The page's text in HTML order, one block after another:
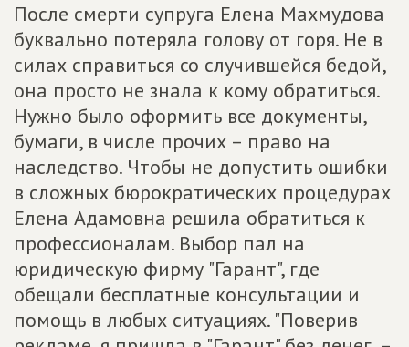
После смерти супруга Елена Махмудова
буквально потеряла голову от горя. Не в
силах справиться со случившейся бедой,
она просто не знала к кому обратиться.
Нужно было оформить все документы,
бумаги, в числе прочих – право на
наследство. Чтобы не допустить ошибки
в сложных бюрократических процедурах
Елена Адамовна решила обратиться к
профессионалам. Выбор пал на
юридическую фирму "Гарант", где
обещали бесплатные консультации и
помощь в любых ситуациях. "Поверив